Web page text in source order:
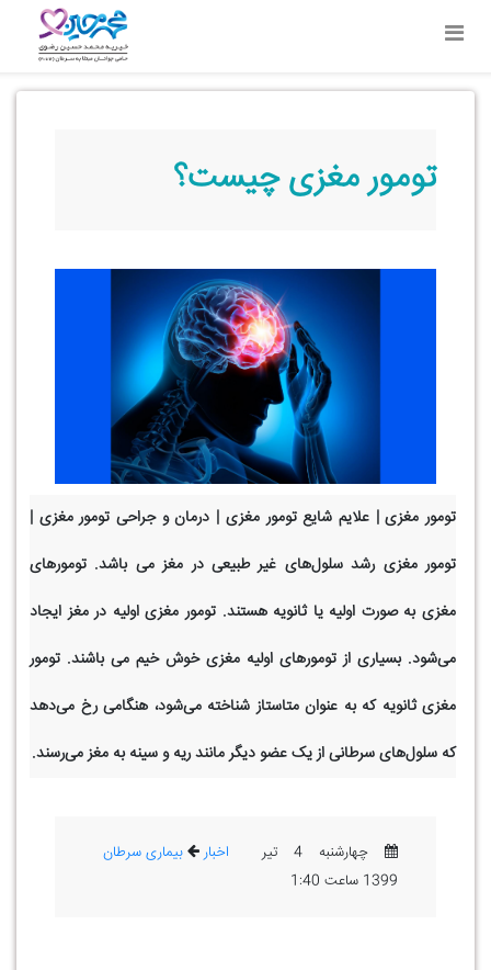
تومور مغزی چیست؟
تومور مغزی | علایم شایع تومور مغزی | درمان و جراحی تومور مغزی |
تومور مغزی رشد سلول‌های غیر طبیعی در مغز می باشد. تومورهای
مغزی به صورت اولیه یا ثانویه هستند. تومور مغزی اولیه در مغز ایجاد
می‌شود. بسیاری از تومورهای اولیه مغزی خوش خیم می باشند. تومور
مغزی ثانویه که به عنوان متاستاز شناخته می‌شود، هنگامی رخ می‌دهد
که سلول‌های سرطانی از یک عضو دیگر مانند ریه و سینه به مغز می‌رسند.
چهارشنبه 4 تیر
1399 ساعت 1:40
اخبار بیماری سرطان